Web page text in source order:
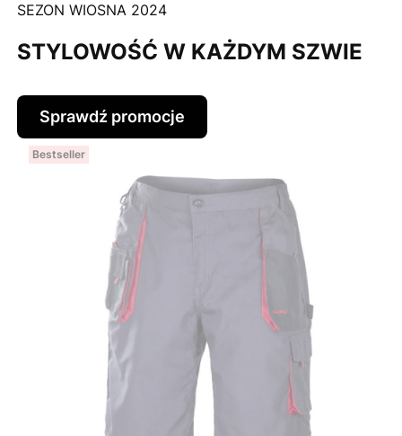
SEZON WIOSNA 2024
STYLOWOŚĆ W KAŻDYM SZWIE
Sprawdź promocje
Bestseller